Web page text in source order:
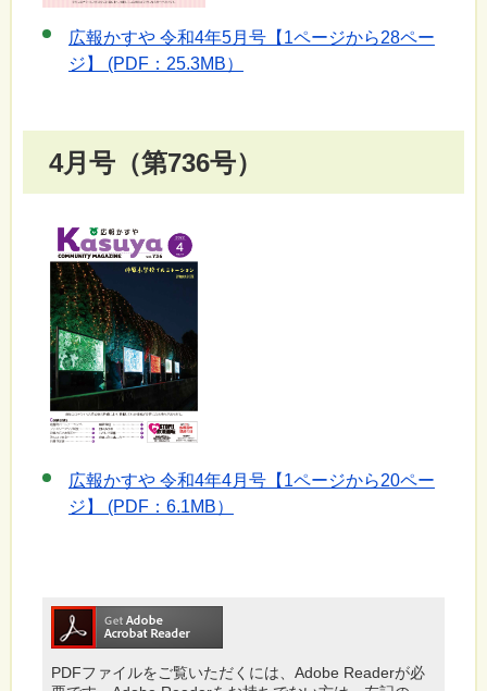
広報かすや 令和4年5月号【1ページから28ペー
ジ】 (PDF：25.3MB）
4月号（第736号）
広報かすや 令和4年4月号【1ページから20ペー
ジ】 (PDF：6.1MB）
PDFファイルをご覧いただくには、Adobe Readerが必